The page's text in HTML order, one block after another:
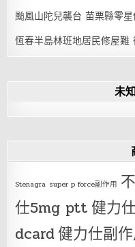
颱風山陀兒襲台 苗栗縣零
恆春半島林班地居民修屋難
未
Stenagra super p force副作用
仕5mg ptt健力
dcard健力仕副